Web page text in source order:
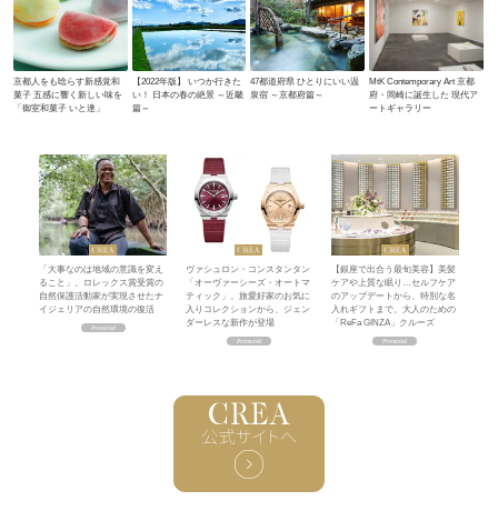
京都人をも唸らす新感覚和
菓子 五感に響く新しい味を
「御室和菓子 いと達」
【2022年版】 いつか行きた
い！ 日本の春の絶景 ～近畿
篇～
47都道府県 ひとりにいい温
泉宿 ～京都府篇～
MtK Contemporary Art 京都
府・岡崎に誕生した 現代ア
ートギャラリー
「大事なのは地域の意識を変え
ること」。ロレックス賞受賞の
自然保護活動家が実現させたナ
イジェリアの自然環境の復活
ヴァシュロン・コンスタンタン
「オーヴァーシーズ・オートマ
ティック」。旅愛好家のお気に
入りコレクションから、ジェン
ダーレスな新作が登場
【銀座で出合う最旬美容】美髪
ケアや上質な眠り…セルフケア
のアップデートから、特別な名
入れギフトまで。大人のための
「ReFa GINZA」クルーズ